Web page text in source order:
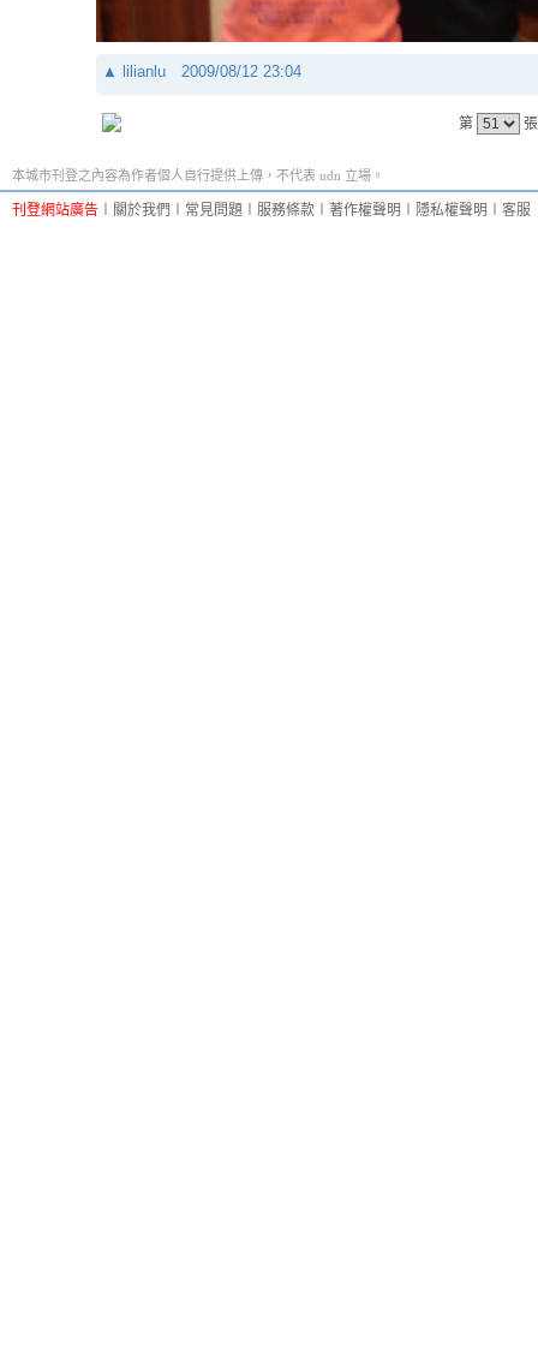
▲ lilianlu 2009/08/12 23:04
第
本城市刊登之內容為作者個人自行提供上傳，不代表 udn 立場。
刊登網站廣告 關於我們 常見問題 服務條款 著作權聲明 隱私權聲明 客服